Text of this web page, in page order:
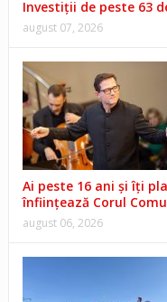
Investiții de peste 63
august 07, 2026
Ai peste 16 ani și îți
înființează Corul
august 06, 2026